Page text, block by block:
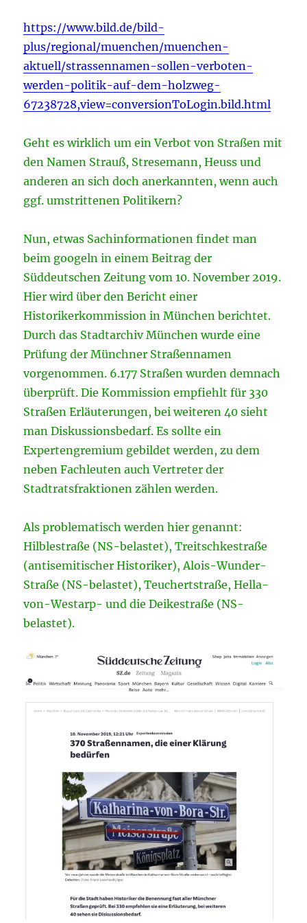
https://www.bild.de/bild-
plus/regional/muenchen/muenchen-
aktuell/strassennamen-sollen-verboten-
werden-politik-auf-dem-holzweg-
67238728,view=conversionToLogin.bild.html
Geht es wirklich um ein Verbot von Straßen mit
den Namen Strauß, Stresemann, Heuss und
anderen an sich doch anerkannten, wenn auch
ggf. umstrittenen Politikern?
Nun, etwas Sachinformationen findet man
beim googeln in einem Beitrag der
Süddeutschen Zeitung vom 10. November 2019.
Hier wird über den Bericht einer
Historikerkommission in München berichtet.
Durch das Stadtarchiv München wurde eine
Prüfung der Münchner Straßennamen
vorgenommen. 6.177 Straßen wurden demnach
überprüft. Die Kommission empfiehlt für 330
Straßen Erläuterungen, bei weiteren 40 sieht
man Diskussionsbedarf. Es sollte ein
Expertengremium gebildet werden, zu dem
neben Fachleuten auch Vertreter der
Stadtratsfraktionen zählen werden.
Als problematisch werden hier genannt:
Hilblestraße (NS-belastet), Treitschkestraße
(antisemitischer Historiker), Alois-Wunder-
Straße (NS-belastet), Teuchertstraße, Hella-
von-Westarp- und die Deikestraße (NS-
belastet).